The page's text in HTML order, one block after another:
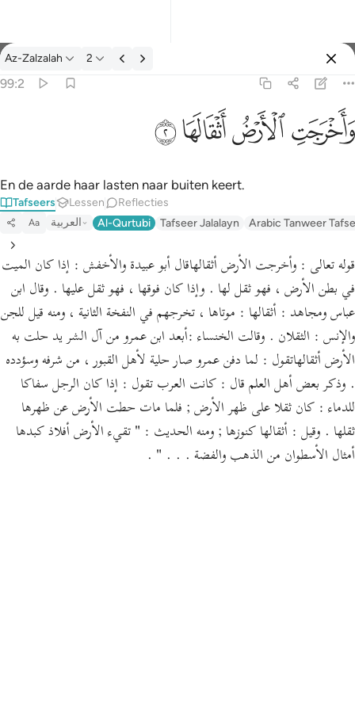
Tafseer: Az-Zalzalah 99:2
Az-Zalzalah 2
99:2
ﱺﱻﱼﱽ
En de aarde haar lasten naar buiten keert.
Tafseers Lessen Reflecties
Aa العربية Al-Qurtubi Tafseer Jalalayn Arabic Tanweer
قوله تعالى : وأخرجت الأرض أثقالهاقال أبو عبيدة والأخفش : إذا كان الميت
في بطن الأرض ، فهو ثقل لها . وإذا كان فوقها ، فهو ثقل عليها . وقال ابن
عباس ومجاهد : أثقالها : موتاها ، تخرجهم في النفخة الثانية ، ومنه قيل للجن
والإنس : الثقلان . وقالت الخنساء :أبعد ابن عمرو من آل الشر يد حلت به
الأرض أثقالهاتقول : لما دفن عمرو صار حلية لأهل القبور ، من شرفه وسؤدده
. وذكر بعض أهل العلم قال : كانت العرب تقول : إذا كان الرجل سفاكا
للدماء : كان ثقلا على ظهر الأرض ; فلما مات حطت الأرض عن ظهرها
ثقلها . وقيل : أثقالها كنوزها ; ومنه الحديث : " تقيء الأرض أفلاذ كبدها
أمثال الأسطوان من الذهب والفضة . . . " .